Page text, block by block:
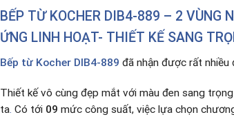
BẾP TỪ KOCHER DIB4-889 – 2 VÙNG
ỨNG LINH HOẠT- THIẾT KẾ SANG
Bếp từ Kocher DIB4-889 đã nhận được rất
Thiết kế vô cùng đẹp mắt với màu đen sang
ta. Có tới 09 mức công suất, việc lựa chọn